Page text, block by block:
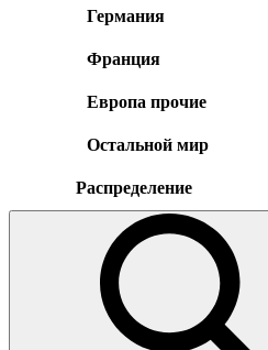
Германия
Франция
Европа прочие
Остальной мир
Распределение